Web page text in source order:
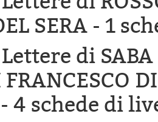
SERA - 1
di
4 schede di